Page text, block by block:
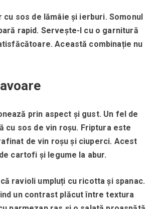
sos de lămâie și ierburi. Somonul
rapid. Servește-l cu o garnitură
Această combinație nu
prin aspect și gust. Un fel de
cu sos de vin roșu. Friptura este
de vin roșu și ciuperci. Acest
cartofi și legume la abur.
ravioli umpluți cu ricotta și spanac.
un contrast plăcut între textura